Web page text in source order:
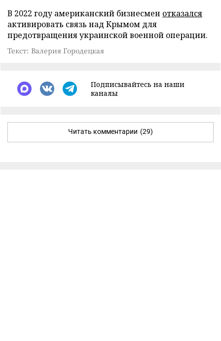
В 2022 году американский бизнесмен отказался
активировать связь над Крымом для
предотвращения украинской военной операции.
Текст: Валерия Городецкая
Подписывайтесь на наши
каналы
Читать комментарии (29)